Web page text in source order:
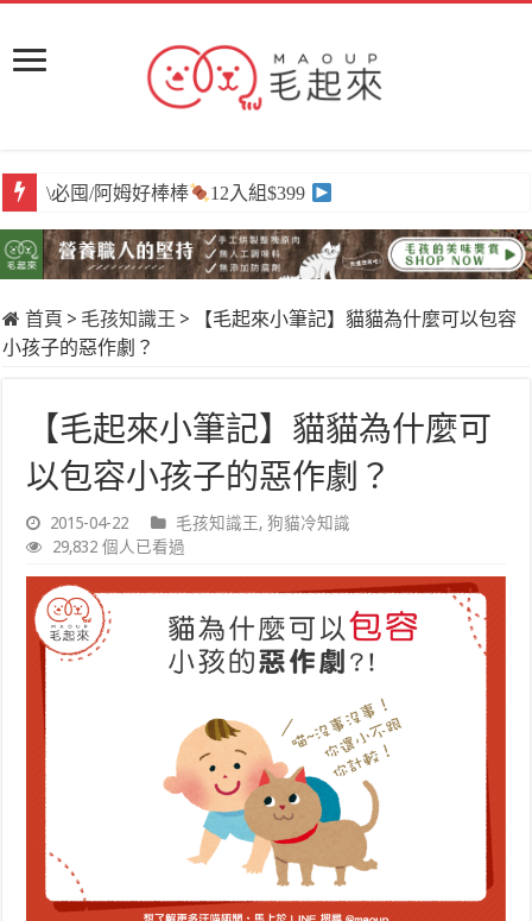
\必囤/阿姆好棒棒 12入組$399
首頁 > 毛孩知識王 >
【毛起來小筆記】貓貓為什麼可以包容
小孩子的惡作劇？
【毛起來小筆記】貓貓為什麼可
以包容小孩子的惡作劇？
2015-04-22 毛孩知識王,狗貓冷知識
29,832 個人已看過